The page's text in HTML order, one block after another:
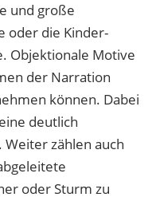
und große
oder die Kinder-
Objektionale Motive
der Narration
können. Dabei
deutlich
zählen auch
oder Sturm zu